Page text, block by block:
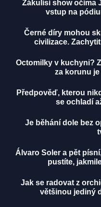
Zákulisí show očima
vstup na
Černé díry mohou
civilizace.
Octomilky v kuchyni?
za korunu
Předpověď, kterou
se ochladí
Je běhání dole bez
Álvaro Soler a pět
pustíte,
Jak se radovat z
většinou jediný